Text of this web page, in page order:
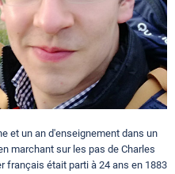
et un an d'enseignement dans un
marchant sur les pas de Charles
français était parti à 24 ans en 1883